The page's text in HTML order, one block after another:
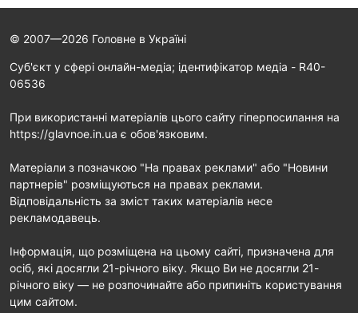
© 2007—2026 Головне в Україні
Cуб'єкт у сфері онлайн-медіа; ідентифікатор медіа - R40-
06536
При використанні матеріалів цього сайту гіперпосилання на
https://glavnoe.in.ua є обов'язковим.
Матеріали з позначкою "На правах реклами" або "Новини
партнерів" розміщуються на правах реклами.
Відповідальність за зміст таких матеріалів несе
рекламодавець.
Інформація, що розміщена на цьому сайті, призначена для
осіб, які досягли 21-річного віку. Якщо Ви не досягли 21-
річного віку — не розпочинайте або припиніть користування
цим сайтом.